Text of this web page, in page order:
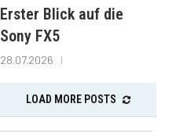
Erster Blick auf die
Sony FX5
28.07.2026
LOAD MORE POSTS